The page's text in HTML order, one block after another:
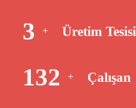
3 + Üretim Tesisi
138 + Çalışan